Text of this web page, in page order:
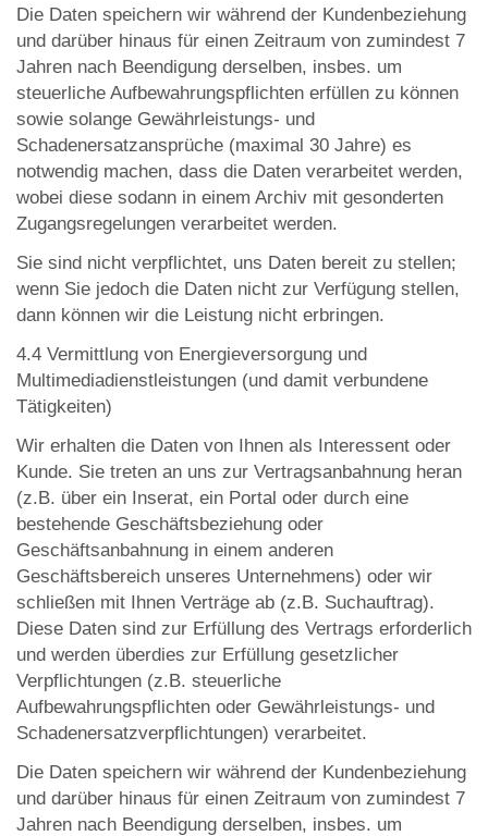
Die Daten speichern wir während der Kundenbeziehung
und darüber hinaus für einen Zeitraum von zumindest 7
Jahren nach Beendigung derselben, insbes. um
steuerliche Aufbewahrungspflichten erfüllen zu können
sowie solange Gewährleistungs- und
Schadenersatzansprüche (maximal 30 Jahre) es
notwendig machen, dass die Daten verarbeitet werden,
wobei diese sodann in einem Archiv mit gesonderten
Zugangsregelungen verarbeitet werden.
Sie sind nicht verpflichtet, uns Daten bereit zu stellen;
wenn Sie jedoch die Daten nicht zur Verfügung stellen,
dann können wir die Leistung nicht erbringen.
4.4 Vermittlung von Energieversorgung und
Multimediadienstleistungen (und damit verbundene
Tätigkeiten)
Wir erhalten die Daten von Ihnen als Interessent oder
Kunde. Sie treten an uns zur Vertragsanbahnung heran
(z.B. über ein Inserat, ein Portal oder durch eine
bestehende Geschäftsbeziehung oder
Geschäftsanbahnung in einem anderen
Geschäftsbereich unseres Unternehmens) oder wir
schließen mit Ihnen Verträge ab (z.B. Suchauftrag).
Diese Daten sind zur Erfüllung des Vertrags erforderlich
und werden überdies zur Erfüllung gesetzlicher
Verpflichtungen (z.B. steuerliche
Aufbewahrungspflichten oder Gewährleistungs- und
Schadenersatzverpflichtungen) verarbeitet.
Die Daten speichern wir während der Kundenbeziehung
und darüber hinaus für einen Zeitraum von zumindest 7
Jahren nach Beendigung derselben, insbes. um